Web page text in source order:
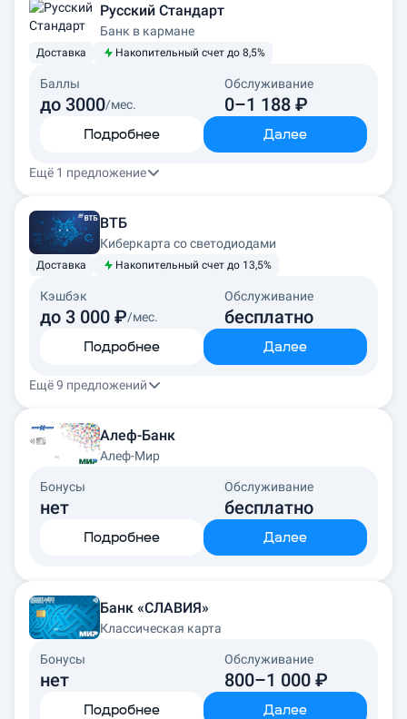
Русский Стандарт
Банк в кармане
Доставка Накопительный счет до 8,5%
Баллы
до 3000/мес.
Обслуживание
0–1 188 ₽
Подробнее Далее
Ещё 1 предложение
ВТБ
Киберкарта со светодиодами
Доставка Накопительный счет до 13,5%
Кэшбэк
до 3 000 ₽/мес.
Обслуживание
бесплатно
Подробнее Далее
Ещё 9 предложений
Алеф-Банк
Алеф-Мир
Бонусы
нет
Обслуживание
бесплатно
Подробнее Далее
Банк «СЛАВИЯ»
Классическая карта
Бонусы
нет
Обслуживание
800–1 000 ₽
Подробнее Далее